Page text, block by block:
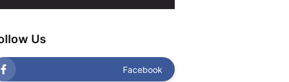
Us
Facebook